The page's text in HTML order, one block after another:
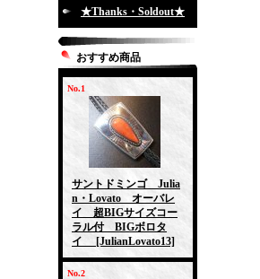
★Thanks・Soldout★
おすすめ商品
No.1
サントドミンゴ Julia
n・Lovato オーバレ
イ 超BIGサイズコー
ラル付 BIGボロタ
イ
[JulianLovato13]
No.2